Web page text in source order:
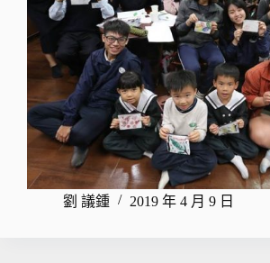
劉 議鍾 2019 年 4 月 9 日